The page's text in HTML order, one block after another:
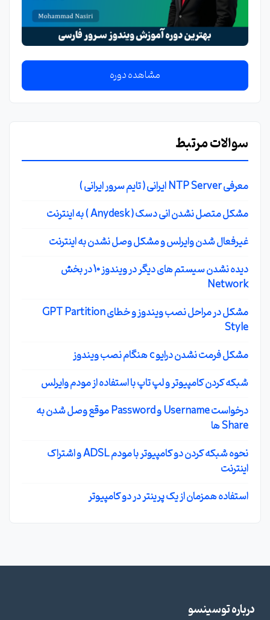
مشاهده دوره
سوالات مرتبط
معرفی NTP Server ایرانی ( تایم سرور ایرانی )
مشکل متصل نشدن انی دسک ( Anydesk ) به اینترنت
غیرفعال شدن وایرلس و مشکل وصل نشدن به اینترنت
دیده نشدن سیستم های دیگر در ویندوز 10 در بخش
Network
مشکل در مراحل نصب ویندوز و خطای GPT Partition
Style
مشکل فرمت نشدن درایو c هنگام نصب ویندوز
شبکه کردن کامپیوتر و لپ تاپ با استفاده از مودم وایرلس
درخواست Username و Password موقع وصل شدن به
Share ها
نحوه شبکه کردن دو کامپیوتر با مودم ADSL و اشتراک
اینترنت
استفاده همزمان از یک پرینتر در دو کامپیوتر
درباره توسینسو